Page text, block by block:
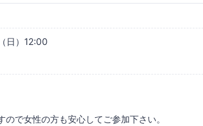
日）12:00
で女性の方も安心してご参加下さい。